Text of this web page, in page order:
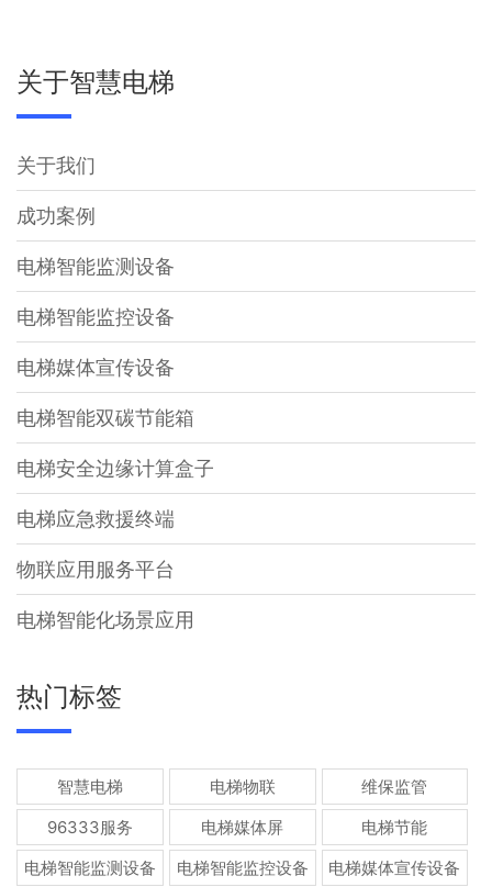
关于智慧电梯
关于我们
成功案例
电梯智能监测设备
电梯智能监控设备
电梯媒体宣传设备
电梯智能双碳节能箱
电梯安全边缘计算盒子
电梯应急救援终端
物联应用服务平台
电梯智能化场景应用
热门标签
智慧电梯 电梯物联
维保监管
96333服务
电梯媒体屏
电梯节能
电梯智能监测设备
电梯智能监控设备
电梯媒体宣传设备